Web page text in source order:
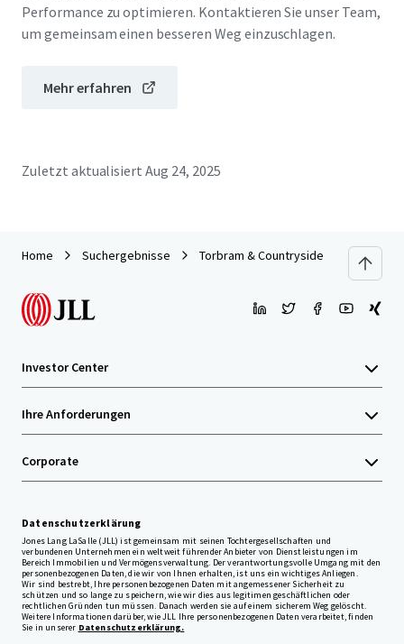
Performance zu optimieren. Kontaktieren Sie unser Team,
um gemeinsam einen besseren Weg einzuschlagen.
Mehr erfahren
Zuletzt aktualisiert Aug 24, 2025
Home Suchergebnisse Torbram & Countryside
Investor Center
Ihre Anforderungen
Corporate
Datenschutzerklärung
Jones Lang LaSalle (JLL) ist gemeinsam mit seinen Tochtergesellschaften und
verbundenen Unternehmen ein weltweit führender Anbieter von Dienstleistungen im
Bereich Immobilien und Vermögensverwaltung. Der verantwortungsvolle Umgang mit den
personenbezogenen Daten, die wir von Ihnen erhalten, ist uns ein wichtiges Anliegen.
Wir sind bestrebt, Ihre personenbezogenen Daten mit angemessener Sicherheit zu
schützen und so lange zu speichern, wie wir dies aus legitimen geschäftlichen oder
rechtlichen Gründen tun müssen. Danach werden sie auf einem sicherem Weg gelöscht.
Weitere Informationen darüber, wie JLL Ihre personenbezogenen Daten verarbeitet, finden
Sie in unserer Datenschutzerklärung.